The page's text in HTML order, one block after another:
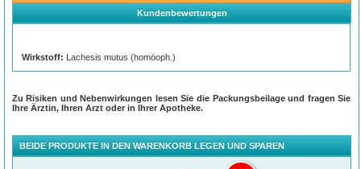
Kundenbewertungen
Wirkstoff: Lachesis mutus (homöoph.)
Zu Risiken und Nebenwirkungen lesen Sie die Packungsbeilage und fragen Sie
Ihre Ärztin, Ihren Arzt oder in Ihrer Apotheke.
BEIDE PRODUKTE IN DEN WARENKORB LEGEN UND SPAREN